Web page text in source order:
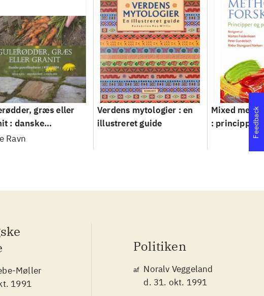
græs eller
: danske
1950-
Ravn
Verdens mytologier : en
illustreret guide
Mixed
: principper
Møller
1991
Politiken
af Noralv Veggeland
d. 31. okt. 1991
Feedback